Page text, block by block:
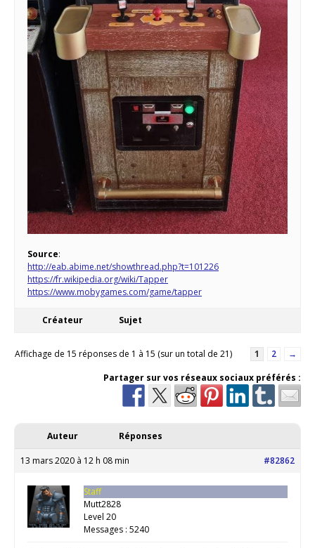
Source:
http://eab.abime.net/showthread.php?t=101226
https://fr.wikipedia.org/wiki/Tapper
https://www.mobygames.com/game/tapper
Créateur Sujet
Affichage de 15 réponses de 1 à 15 (sur un total de 21) 1 2
→
Partager sur vos réseaux sociaux préférés :
Auteur Réponses
13 mars 2020 à 12 h 08 min #82862
Staff
Mutt2828
Level 20
Messages : 5240